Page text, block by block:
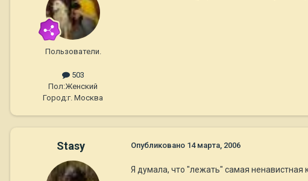
Пользователи.
503
Пол:Женский
Город:г. Москва
Stasy Опубликовано 14 марта, 2006
Я думала, что "лежать" самая ненавистная